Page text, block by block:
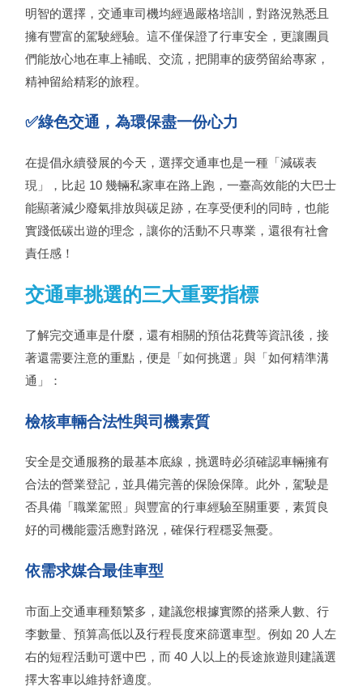
明智的選擇，交通車司機均經過嚴格培訓，對路況熟悉且
擁有豐富的駕駛經驗。這不僅保證了行車安全，更讓團員
們能放心地在車上補眠、交流，把開車的疲勞留給專家，
精神留給精彩的旅程。
✅綠色交通，為環保盡一份心力
在提倡永續發展的今天，選擇交通車也是一種「減碳表
現」，比起 10 幾輛私家車在路上跑，一臺高效能的大巴士
能顯著減少廢氣排放與碳足跡，在享受便利的同時，也能
實踐低碳出遊的理念，讓你的活動不只專業，還很有社會
責任感！
交通車挑選的三大重要指標
了解完交通車是什麼，還有相關的預估花費等資訊後，接
著還需要注意的重點，便是「如何挑選」與「如何精準溝
通」：
檢核車輛合法性與司機素質
安全是交通服務的最基本底線，挑選時必須確認車輛擁有
合法的營業登記，並具備完善的保險保障。此外，駕駛是
否具備「職業駕照」與豐富的行車經驗至關重要，素質良
好的司機能靈活應對路況，確保行程穩妥無憂。
依需求媒合最佳車型
市面上交通車種類繁多，建議您根據實際的搭乘人數、行
李數量、預算高低以及行程長度來篩選車型。例如 20 人左
右的短程活動可選中巴，而 40 人以上的長途旅遊則建議選
擇大客車以維持舒適度。